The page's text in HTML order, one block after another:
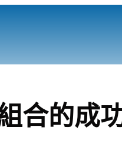
合的成